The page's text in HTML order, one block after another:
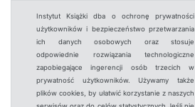
Instytut Książki dba o ochronę prywatności
użytkowników i bezpieczeństwo przetwarzania
ich danych osobowych oraz stosuje
odpowiednie rozwiązania technologiczne
zapobiegające ingerencji osób trzecich w
prywatność użytkowników. Używamy także
plików cookies, by ułatwić korzystanie z naszych